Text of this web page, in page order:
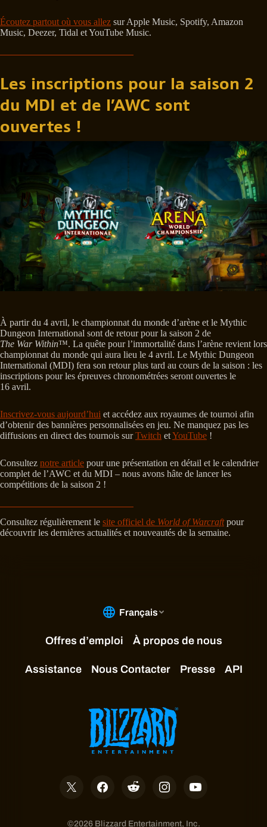
Écoutez partout où vous allez sur Apple Music, Spotify, Amazon
Music, Deezer, Tidal et YouTube Music.
Les inscriptions pour la saison 2
du MDI et de l’AWC sont
ouvertes !
À partir du 4 avril, le championnat du monde d’arène et le Mythic
Dungeon International sont de retour pour la saison 2 de
The War Within™. La quête pour l’immortalité dans l’arène revient lors
championnat du monde qui aura lieu le 4 avril. Le Mythic Dungeon
International (MDI) fera son retour plus tard au cours de la saison : les
inscriptions pour les épreuves chronométrées seront ouvertes le
16 avril.
Inscrivez-vous aujourd’hui et accédez aux royaumes de tournoi afin
d’obtenir des bannières personnalisées en jeu. Ne manquez pas les
diffusions en direct des tournois surTwitch etYouTube !
Consultez notre article pour une présentation en détail et le calendrier
complet de l’AWC et du MDI – nous avons hâte de lancer les
compétitions de la saison 2 !
Consultez régulièrement le site officiel de World of Warcraftpour
découvrir les dernières actualités et nouveautés de la semaine.